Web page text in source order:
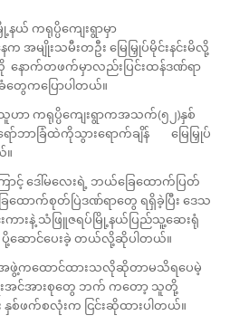
ယ် ကရုပ္ပိကျေးရွာမှာ
အမျိုးသမီးတဦး မြေမြှုပ်မိုင်းနင်းမိလို့
နောက်တဖက်မှာလည်းပြင်းထန်ဒဏ်ရာ
ေကပြောပါတယ်။
သူဟာ ကရုပ္ပိကျေးရွာကအသက်(၅၂)နှစ်
ရော်ဘာခြံထဲကိုသွားရောက်ချိန် မြေမြှုပ်
။
ောင့် ဒေါ်မလေးရဲ့ ဘယ်ခြေထောက်ပြတ်
ောက်စုတ်ပြဲဒဏ်ရာတွေ ရရှိခဲ့ပြီး ဒေသ
ားနဲ့ သံဖြူဇရပ်မြို့နယ်ပြည်သူ့ဆေးရုံ
ပို့ဆောင်ပေးခဲ့ တယ်လို့ဆိုပါတယ်။
အဖွဲ့ကထောင်ထားသလိုဆိုတာမသိရပေမဲ့
းအင်အားစုတွေ ဘက် ကတော့ သူတို့
စ်ဖက်စလုံးက ငြင်းဆိုထားပါတယ်။